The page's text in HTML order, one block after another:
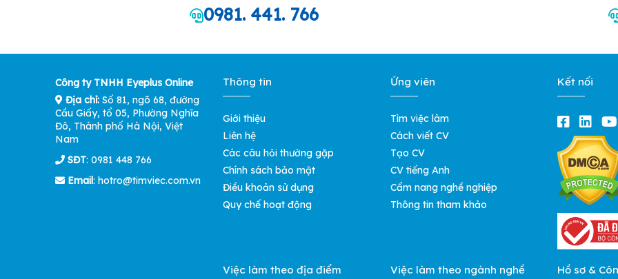
0981. 441. 766
Công ty TNHH Eyeplus Online
Địa chỉ: Số 81, ngõ 68, đường
Cầu Giấy, tổ 05, Phường Nghĩa
Đô, Thành phố Hà Nội, Việt
Nam
SĐT: 0981 448 766
Email: hotro@timviec.com.vn
Thông tin
Giới thiệu
Liên hệ
Các câu hỏi thường gặp
Chính sách bảo mật
Điều khoản sử dụng
Quy chế hoạt động
Ứng viên
Tìm việc làm
Cách viết CV
Tạo CV
CV tiếng Anh
Cẩm nang nghề nghiệp
Thông tin tham khảo
Kết nối
Việc làm theo địa điểm Việc làm theo ngành nghề Hồ sơ &